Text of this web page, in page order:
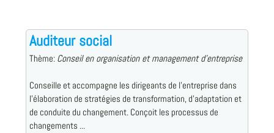
Auditeur social
Thème: Conseil en organisation et management d'entreprise
Conseille et accompagne les dirigeants de l'entreprise dans
l'élaboration de stratégies de transformation, d'adaptation et
de conduite du changement. Conçoit les processus de
changements ...